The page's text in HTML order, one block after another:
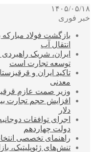
۱۴۰۵/۰۵/۱۸
خبر فوری
بازگشت فولاد مبارکه
انتقال آب
ایران، شریک راهبردی
توسعه تجارت است
تاکید ایران و
معدنی
وزیر صمت عازم
دلار
اجرای توافقات
دولت چهاردهم
راهنمای تخصصی
تنش‌های ژئوپلیتیک،